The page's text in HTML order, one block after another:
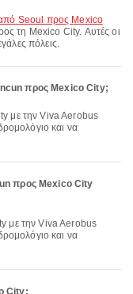
Seoul προς Mexico
τη Mexico City. Αυτές οι
πόλεις.
προς Mexico City;
και να
προς Mexico City
και να
City;